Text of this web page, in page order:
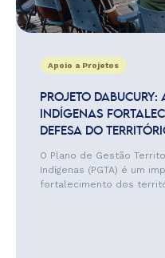
Apoio a Projetos
PROJETO
INDÍGENAS
DEFESA DO
O Plano de Gestão
Indígenas (PGTA) é um
fortalecimento dos